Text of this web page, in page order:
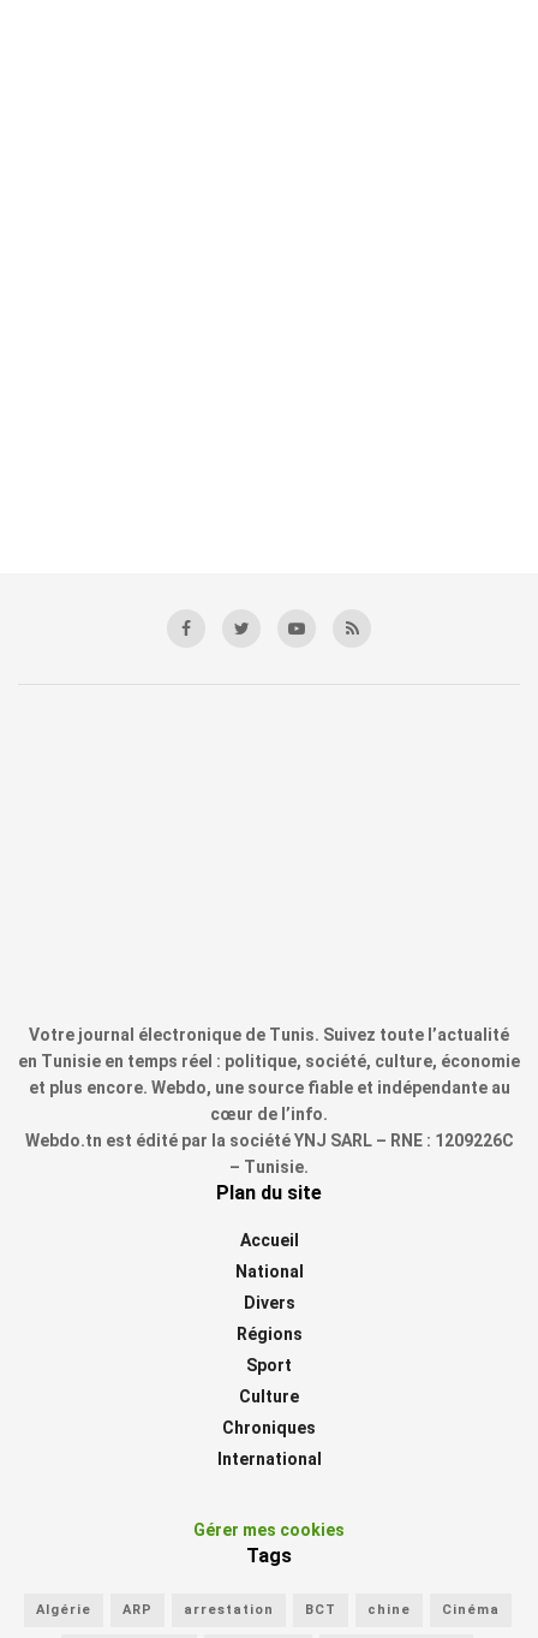
Votre journal électronique de Tunis. Suivez toute l’actualité
en Tunisie en temps réel : politique, société, culture, économie
et plus encore. Webdo, une source fiable et indépendante au
cœur de l’info.
Webdo.tn est édité par la société YNJ SARL – RNE : 1209226C
– Tunisie.
Plan du site
Accueil
National
Divers
Régions
Sport
Culture
Chroniques
International
Gérer mes cookies
Tags
Algérie ARP arrestation BCT chine Cinéma